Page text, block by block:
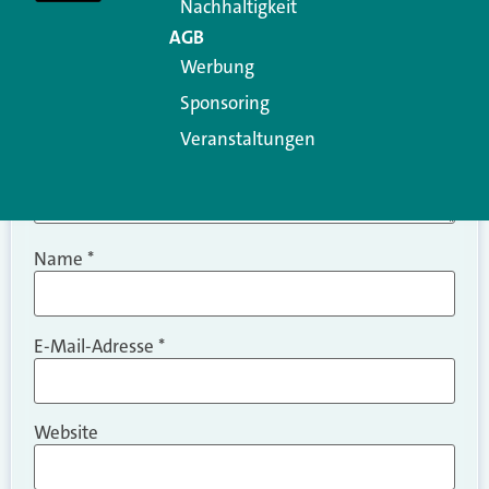
Name *
E-Mail-Adresse *
Website
Nachhaltigkeit
AGB
Werbung
Sponsoring
Veranstaltungen